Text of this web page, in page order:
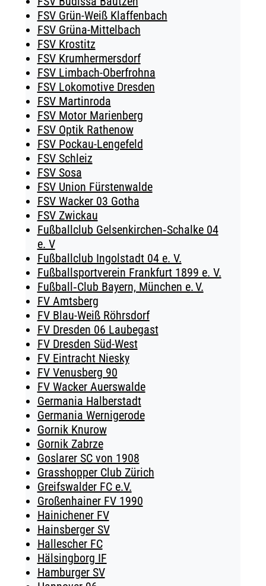
FSV Grün-Weiß Klaffenbach
FSV Grüna-Mittelbach
FSV Krostitz
FSV Krumhermersdorf
FSV Limbach-Oberfrohna
FSV Lokomotive Dresden
FSV Martinroda
FSV Motor Marienberg
FSV Optik Rathenow
FSV Pockau-Lengefeld
FSV Schleiz
FSV Sosa
FSV Union Fürstenwalde
FSV Wacker 03 Gotha
FSV Zwickau
Fußballclub Gelsenkirchen‑Schalke 04
e. V
Fußballclub Ingolstadt 04 e. V.
Fußballsportverein Frankfurt 1899 e. V.
Fußball‑Club Bayern, München e. V.
FV Amtsberg
FV Blau-Weiß Röhrsdorf
FV Dresden 06 Laubegast
FV Dresden Süd-West
FV Eintracht Niesky
FV Venusberg 90
FV Wacker Auerswalde
Germania Halberstadt
Germania Wernigerode
Gornik Knurow
Gornik Zabrze
Goslarer SC von 1908
Grasshopper Club Zürich
Greifswalder FC e.V.
Großenhainer FV 1990
Hainichener FV
Hainsberger SV
Hallescher FC
Hälsingborg IF
Hamburger SV